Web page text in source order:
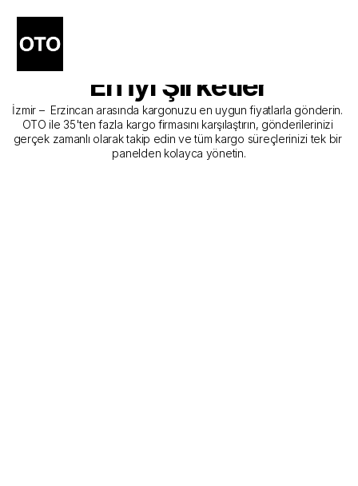
İzmir - Erzincan Kargo
Gönderim Hizmeti Sunan
En İyi Şirketler
İzmir –  Erzincan arasında kargonuzu en uygun fiyatlarla gönderin.
OTO ile 35'ten fazla kargo firmasını karşılaştırın, gönderilerinizi
gerçek zamanlı olarak takip edin ve tüm kargo süreçlerinizi tek bir
panelden kolayca yönetin.